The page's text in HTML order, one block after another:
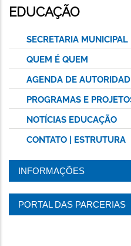
ESTA
PÁGINA
EDUCAÇÃO
SECRETARIA
QUEM É QUEM
AGENDA DE
PROGRAMAS E
NOTÍCIAS EDUCAÇÃO
CONTATO | ESTRUTURA
INFORMAÇÕES
PORTAL DAS PARCERIAS